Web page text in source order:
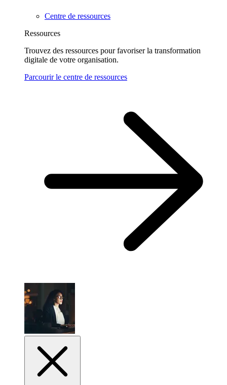
Centre de ressources
Ressources
Trouvez des ressources pour favoriser la transformation
digitale de votre organisation.
Parcourir le centre de ressources